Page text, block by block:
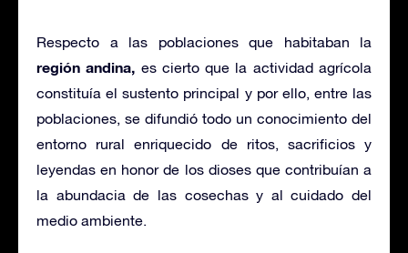
Respecto a las poblaciones que habitaban la
región andina, es cierto que la actividad agrícola
constituía el sustento principal y por ello, entre las
poblaciones, se difundió todo un conocimiento del
entorno rural enriquecido de ritos, sacrificios y
leyendas en honor de los dioses que contribuían a
la abundacia de las cosechas y al cuidado del
medio ambiente.